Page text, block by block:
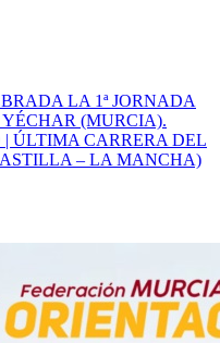
LA 1ª JORNADA
(MURCIA).
ÚLTIMA CARRERA DEL
– LA MANCHA)